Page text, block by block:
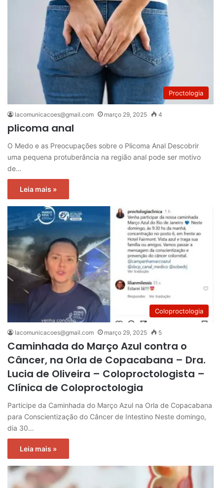
Proctologia
lacomunicacoes@gmail.com março 29, 2025 4
plicoma anal
O Medo e as Preocupações sobre o Plicoma Anal Descobrir
uma pequena protuberância na região anal pode ser motivo
de…
Leia mais »
Coloproctologia
lacomunicacoes@gmail.com março 29, 2025 5
Caminhada do Março Azul contra o
Câncer, na Orla de Copacabana – Dra.
Lucia de Oliveira – Coloproctologista –
Clínica de Coloproctologia
Participe da Caminhada do Março Azul na Orla de Copacabana
para Conscientização do Câncer de Intestino Neste domingo,
dia 30…
Leia mais »